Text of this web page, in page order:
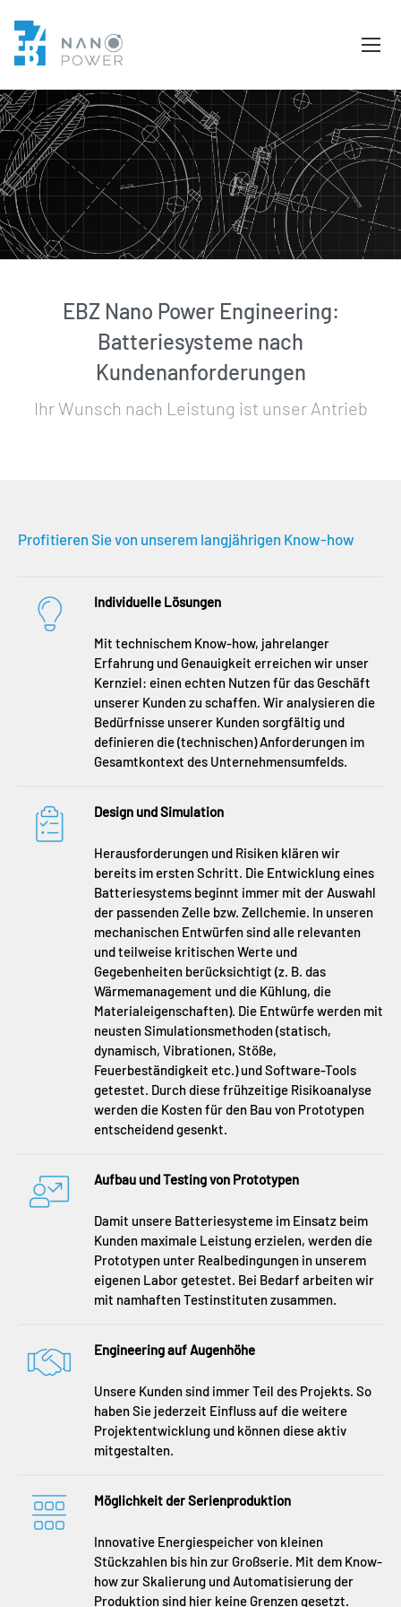
EBZ Nano Power Engineering:
Batteriesysteme nach
Kundenanforderungen
Ihr Wunsch nach Leistung ist unser Antrieb
Profitieren Sie von unserem langjährigen Know-how
Individuelle Lösungen
Mit technischem Know-how, jahrelanger
Erfahrung und Genauigkeit erreichen wir unser
Kernziel: einen echten Nutzen für das Geschäft
unserer Kunden zu schaffen. Wir analysieren die
Bedürfnisse unserer Kunden sorgfältig und
definieren die (technischen) Anforderungen im
Gesamtkontext des Unternehmensumfelds.
Design und Simulation
Herausforderungen und Risiken klären wir
bereits im ersten Schritt. Die Entwicklung eines
Batteriesystems beginnt immer mit der Auswahl
der passenden Zelle bzw. Zellchemie. In unseren
mechanischen Entwürfen sind alle relevanten
und teilweise kritischen Werte und
Gegebenheiten berücksichtigt (z. B. das
Wärmemanagement und die Kühlung, die
Materialeigenschaften). Die Entwürfe werden mit
neusten Simulationsmethoden (statisch,
dynamisch, Vibrationen, Stöße,
Feuerbeständigkeit etc.) und Software-Tools
getestet. Durch diese frühzeitige Risikoanalyse
werden die Kosten für den Bau von Prototypen
entscheidend gesenkt.
Aufbau und Testing von Prototypen
Damit unsere Batteriesysteme im Einsatz beim
Kunden maximale Leistung erzielen, werden die
Prototypen unter Realbedingungen in unserem
eigenen Labor getestet. Bei Bedarf arbeiten wir
mit namhaften Testinstituten zusammen.
Engineering auf Augenhöhe
Unsere Kunden sind immer Teil des Projekts. So
haben Sie jederzeit Einfluss auf die weitere
Projektentwicklung und können diese aktiv
mitgestalten.
Möglichkeit der Serienproduktion
Innovative Energiespeicher von kleinen
Stückzahlen bis hin zur Großserie. Mit dem Know-
how zur Skalierung und Automatisierung der
Produktion sind hier keine Grenzen gesetzt.